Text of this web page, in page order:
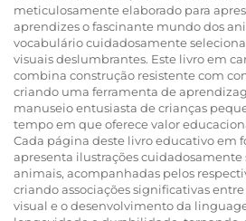
meticulosamente elaborado para
aprendizes o fascinante mundo dos
vocabulário cuidadosamente
visuais deslumbrantes. Este livro em
combina construção resistente com
criando uma ferramenta de
manuseio entusiasta de crianças
tempo em que oferece valor
Cada página deste livro educativo em
apresenta ilustrações cuidadosamente
animais, acompanhadas pelos
criando associações significativas
visual e o desenvolvimento da